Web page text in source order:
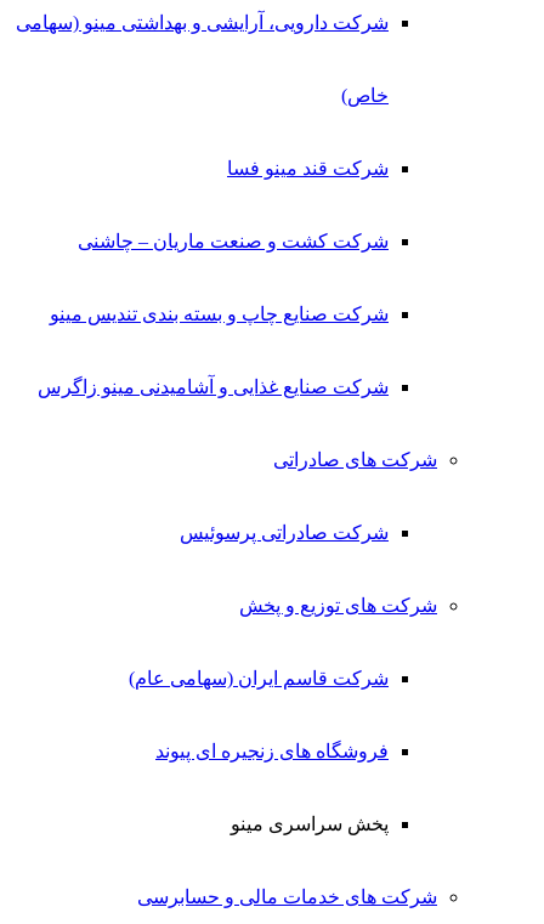
شرکت دارویی، آرایشی و بهداشتی مینو (سهامی
خاص)
شرکت قند مینو فسا
شرکت کشت و صنعت ماریان – چاشنی
شرکت صنایع چاپ و بسته بندی تندیس مینو
شرکت صنایع غذایی و آشامیدنی مینو زاگرس
شرکت های صادراتی
شرکت صادراتی پرسوئیس
شرکت های توزیع و پخش
شرکت قاسم ایران (سهامی عام)
فروشگاه های زنجیره ای پیوند
پخش سراسری مینو
شرکت های خدمات مالی و حسابرسی